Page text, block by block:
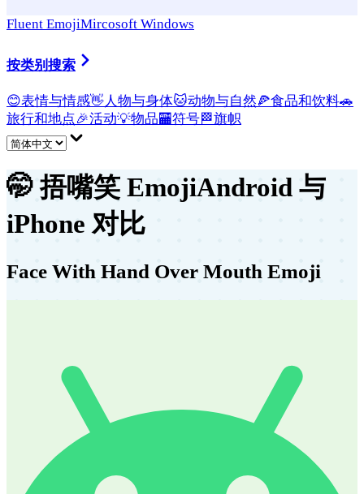
Fluent EmojiMircosoft Windows
按类别搜索
😊表情与情感👋 人物与身体🐱动物与自然🍕食品和饮料🚗
旅行和地点🎉活动💡物品🏧符号🏁旗帜
🤭 捂嘴笑 EmojiAndroid 与
iPhone 对比
Face With Hand Over Mouth Emoji